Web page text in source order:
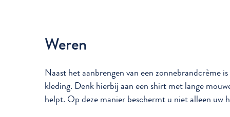
Weren
Naast het aanbrengen van een zonnebrandcrème
kleding. Denk hierbij aan een shirt met lange
helpt. Op deze manier beschermt u niet alleen uw